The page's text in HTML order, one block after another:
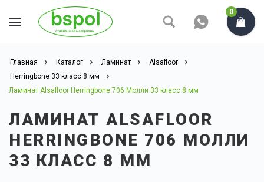
0
Главная Каталог Ламинат
Alsafloor
Herringbone 33 класс 8 мм
Ламинат Alsafloor Herringbone 706 Молли 33 класс 8 мм
ЛАМИНАТ ALSAFLOOR
HERRINGBONE 706 МОЛЛИ
33 КЛАСС 8 ММ